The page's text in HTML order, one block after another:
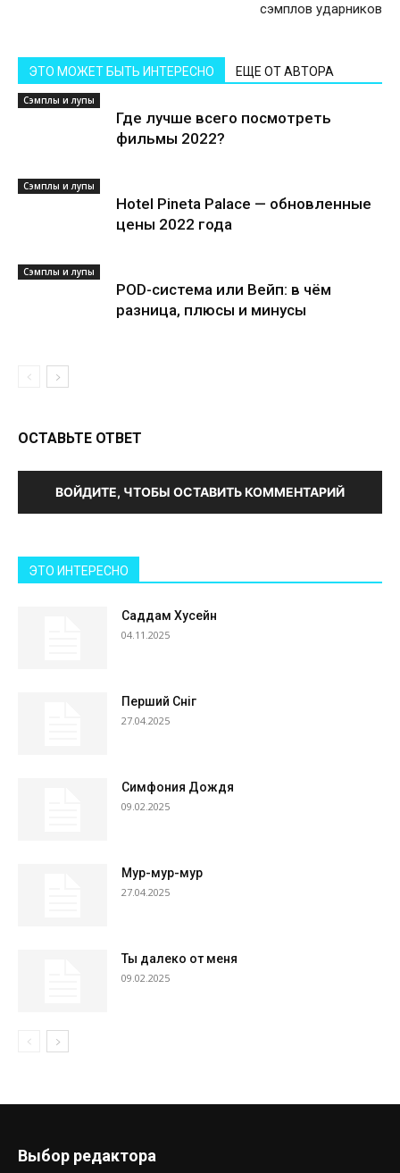
сэмплов ударников
ЭТО МОЖЕТ БЫТЬ ИНТЕРЕСНО ЕЩЕ ОТ АВТОРА
Сэмплы и лупы
Где лучше всего посмотреть
фильмы 2022?
Сэмплы и лупы
Hotel Pineta Palace — обновленные
цены 2022 года
Сэмплы и лупы
POD-система или Вейп: в чём
разница, плюсы и минусы
ОСТАВЬТЕ ОТВЕТ
ВОЙДИТЕ, ЧТОБЫ ОСТАВИТЬ КОММЕНТАРИЙ
ЭТО ИНТЕРЕСНО
Саддам Хусейн
04.11.2025
Перший Сніг
27.04.2025
Симфония Дождя
09.02.2025
Мур-мур-мур
27.04.2025
Ты далеко от меня
09.02.2025
Выбор редактора